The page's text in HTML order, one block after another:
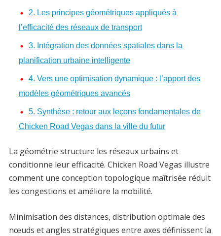
2. Les principes géométriques appliqués à
l’efficacité des réseaux de transport
3. Intégration des données spatiales dans la
planification urbaine intelligente
4. Vers une optimisation dynamique : l’apport des
modèles géométriques avancés
5. Synthèse : retour aux leçons fondamentales de
Chicken Road Vegas dans la ville du futur
La géométrie structure les réseaux urbains et
conditionne leur efficacité. Chicken Road Vegas illustre
comment une conception topologique maîtrisée réduit
les congestions et améliore la mobilité.
Minimisation des distances, distribution optimale des
nœuds et angles stratégiques entre axes définissent la